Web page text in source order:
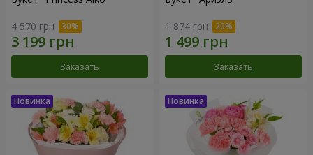
4 570 грн
Заказать
1 874 грн
Заказать